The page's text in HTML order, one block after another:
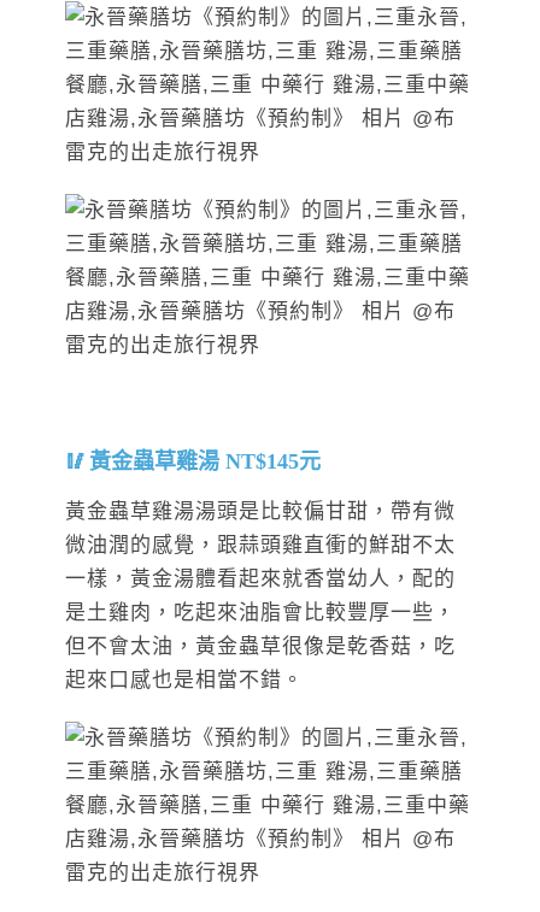
黃金蟲草雞湯 NT$145元
黃金蟲草雞湯湯頭是比較偏甘甜，帶有微
微油潤的感覺，跟蒜頭雞直衝的鮮甜不太
一樣，黃金湯體看起來就香當幼人，配的
是土雞肉，吃起來油脂會比較豐厚一些，
但不會太油，黃金蟲草很像是乾香菇，吃
起來口感也是相當不錯。